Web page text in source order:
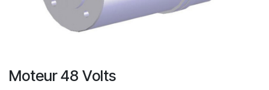
Moteur 48 Volts